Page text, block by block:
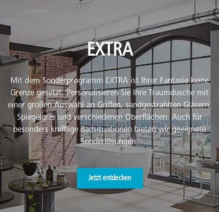
EXTRA
Mit dem Sonderprogramm EXTRA ist Ihrer Fantasie keine
Grenze gesetzt. Personalisieren Sie Ihre Traumdusche mit
einer großen Auswahl an Griffen, sandgestrahlten Gläsern,
Spiegelglas und verschiedenen Oberflächen. Auch für
besonders knifflige Badsituationen bieten wir geeignete
Sonderlösungen.
Jetzt entdecken